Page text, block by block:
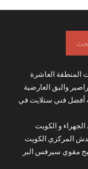
والبق العارضية
أفضل فني ستلايت في
و الكويت
المركزي الكويت
مقوي سيرفس البر